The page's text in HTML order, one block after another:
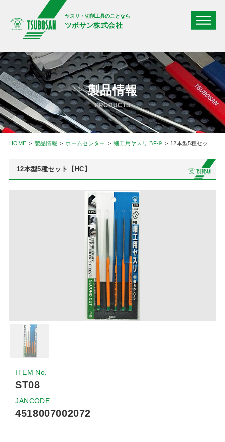
ヤスリ・切削工具のことなら
ツボサン株式会社
製品情報
PRODUCTS
HOME 製品情報 ホームセンター 細工用ヤスリ BF-9 12本型5種セット【HC】
12本型5種セット【HC】
ITEM No.
ST08
JANCODE
4518007002072